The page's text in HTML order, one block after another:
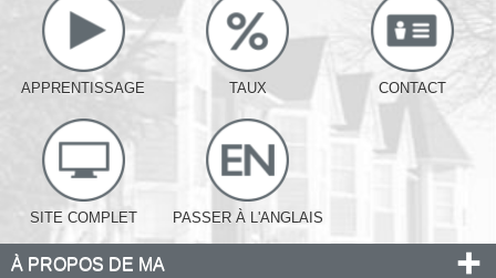
APPRENTISSAGE TAUX CONTACT
SITE COMPLET PASSER À L'ANGLAIS
À PROPOS DE MA